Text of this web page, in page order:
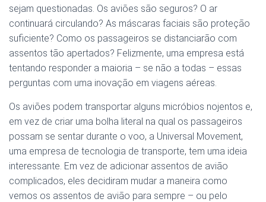
sejam questionadas. Os aviões são seguros? O ar
continuará circulando? As máscaras faciais são proteção
suficiente? Como os passageiros se distanciarão com
assentos tão apertados? Felizmente, uma empresa está
tentando responder a maioria – se não a todas – essas
perguntas com uma inovação em viagens aéreas.
Os aviões podem transportar alguns micróbios nojentos e,
em vez de criar uma bolha literal na qual os passageiros
possam se sentar durante o voo, a Universal Movement,
uma empresa de tecnologia de transporte, tem uma ideia
interessante. Em vez de adicionar assentos de avião
complicados, eles decidiram mudar a maneira como
vemos os assentos de avião para sempre – ou pelo